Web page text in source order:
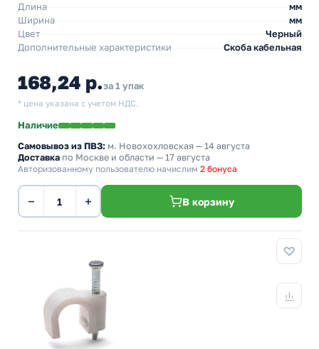
Длина
мм
Ширина
мм
Цвет
Черный
Дополнительные характеристики
Скоба кабельная
168,24 р.за 1 упак
* цена указана с учетом НДС.
Наличие
Самовывоз из ПВЗ: м. Новохохловская — 14 августа
Доставка по Москве и области — 17 августа
Авторизованному пользователю начислим 2 бонуса
− + В корзину